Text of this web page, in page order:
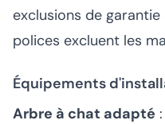
exclusions de
polices excluent les
Équipements
Arbre à chat adapté